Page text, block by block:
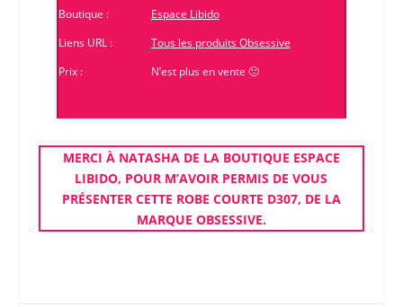
Boutique :
Espace Libido
Liens URL :
Tous les produits Obsessive
Prix :
N’est plus en vente 🙁
MERCI À NATASHA DE LA BOUTIQUE ESPACE
LIBIDO, POUR M’AVOIR PERMIS DE VOUS
PRÉSENTER CETTE ROBE COURTE D307, DE LA
MARQUE OBSESSIVE.